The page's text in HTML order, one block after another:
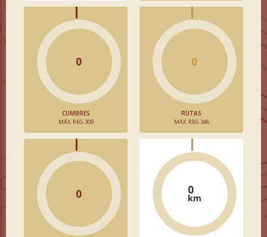
0
CUMBRES
MÁX. REG 309
0
RUTAS
MÁX. REG 346
0 0
km